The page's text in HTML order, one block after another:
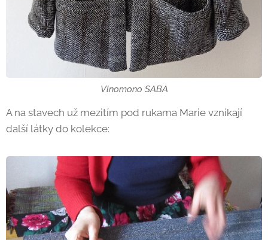
Vlnomono SABA
A na stavech už mezitím pod rukama Marie vznikají
další látky do kolekce: